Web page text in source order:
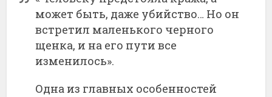
может быть, даже убийство… Но он
встретил маленького черного
щенка, и на его пути все
изменилось».
Одна из главных особенностей